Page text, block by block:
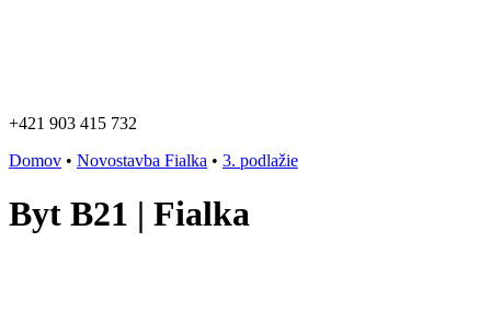
+421 903 415 732
Domov • Novostavba Fialka • 3. podlažie
Byt B21 | Fialka